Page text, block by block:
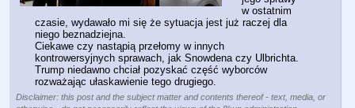
w ostatnim
czasie, wydawało mi się że sytuacja jest już raczej dla
niego beznadziejna.
Ciekawe czy nastąpią przełomy w innych
kontrowersyjnych sprawach, jak Snowdena czy Ulbrichta.
Trump niedawno chciał pozyskać część wyborców
rozważając ułaskawienie tego drugiego.
Disclaimer: this post and the subject matter and contents thereof - text, media, or